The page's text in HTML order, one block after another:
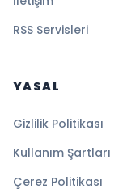
RSS Servisleri
YASAL
Gizlilik Politikası
Kullanım Şartları
Çerez Politikası